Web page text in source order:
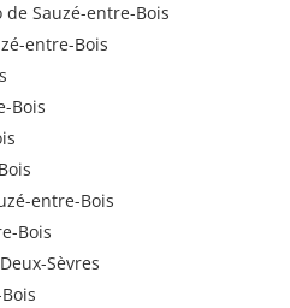
Sauzé-entre-Bois
entre-Bois
Bois
entre-Bois
Bois
Sèvres